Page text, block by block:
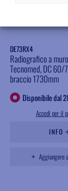
DE73RX4
Radiografico a
Tecnomed, DC 60/
braccio 1730mm
Disponibile dal
Accedi per il
INFO
Aggiungere